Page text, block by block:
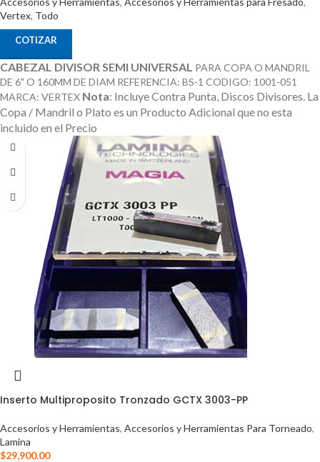
Vertex, Todo
COTIZAR
CABEZAL DIVISOR SEMI UNIVERSAL PARA COPA O MANDRIL
DE 6" O 160MM DE DIAM REFERENCIA: BS-1 CODIGO: 1001-051
MARCA: VERTEX Nota: Incluye Contra Punta, Discos Divisores. La
Copa / Mandril o Plato es un Producto Adicional que no esta
incluido en el Precio
Inserto Multiproposito Tronzado GCTX 3003-PP
Accesorios y Herramientas, Accesorios y Herramientas Para Torneado,
Lamina
$29,900.00